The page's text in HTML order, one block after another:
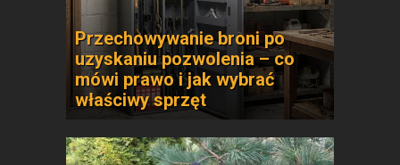
Przechowywanie broni po
uzyskaniu pozwolenia – co
mówi prawo i jak wybrać
właściwy sprzęt